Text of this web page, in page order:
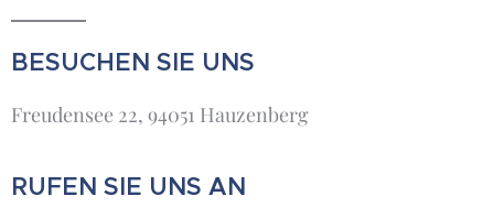
BESUCHEN SIE UNS
Freudensee 22, 94051 Hauzenberg
RUFEN SIE UNS AN